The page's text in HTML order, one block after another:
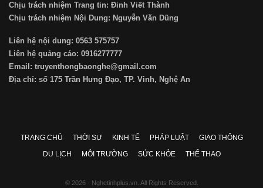
Chịu trách nhiệm Trang tin: Đinh Viết Thành
Chịu trách nhiệm Nội Dung: Nguyễn Văn Dũng
Liên hệ nội dung: 0563 575757
Liên hệ quảng cáo: 0916277777
Email: truyenthongbaonghe@gmail.com
Địa chỉ: số 175 Trần Hưng Đạo, TP. Vinh, Nghệ An
TRANG CHỦ THỜI SỰ KINH TẾ PHÁP LUẬT
GIAO THÔNG
DU LỊCH
MÔI TRƯỜNG SỨC KHỎE THỂ THAO
© 2026 - Nghetinhplus.vn. All Rights Reserved.